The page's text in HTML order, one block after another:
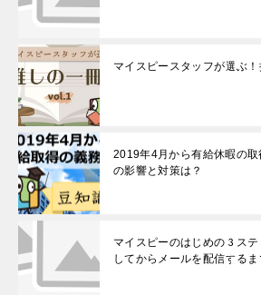
マイスピースタッフが選ぶ
2019年4月から有給休暇の
の影響と対策は？
マイスピーのはじめの３ス
してからメールを配信するま